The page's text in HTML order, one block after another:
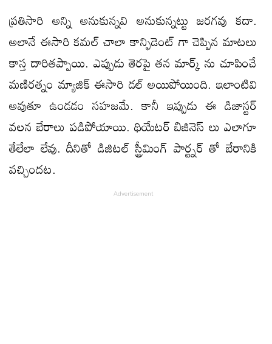
ప్రతిసారి అన్ని అనుకున్నవి అనుకున్నట్టు జరగవు కదా.
అలానే ఈసారి కమల్ చాలా కాన్ఫిడెంట్ గా చెప్పిన మాటలు
కాస్త దారితప్పాయి. ఎప్పుడు తెరపై తన మార్క్ ను చూపించే
మణిరత్నం మ్యాజిక్ ఈసారి డల్ అయిపోయింది. ఇలాంటివి
అవుతూ ఉండడం సహజమే. కానీ ఇప్పుడు ఈ డిజాస్టర్
వలన బేరాలు పడిపోయాయి. థియేటర్ బిజినెస్ లు ఎలాగూ
తేలేలా లేవు. దీనితో డిజిటల్ స్ట్రీమింగ్ పార్ట్నర్ తో బేరానికి
వచ్చిందట.